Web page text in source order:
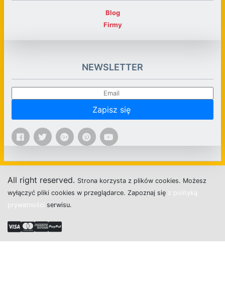
Blog
Firmy
NEWSLETTER
Zapisz się
All right reserved. Strona korzysta z plików cookies. Możesz
wyłączyć pliki cookies w przeglądarce. Zapoznaj się z polityką
prywatności serwisu.